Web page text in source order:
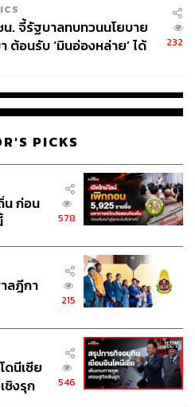
. จี้รัฐบาลทบทวนนโยบาย
ต้อนรับ ‘มินอ่องหล่าย’ ได้
232
PICKS
น ก่อน
578
ลฎีกา
215
ดนีเซีย
ชิงรุก
546